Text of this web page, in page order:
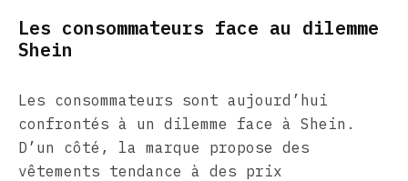
Les consommateurs face au dilemme
Shein
Les consommateurs sont aujourd’hui
confrontés à un dilemme face à Shein.
D’un côté, la marque propose des
vêtements tendance à des prix